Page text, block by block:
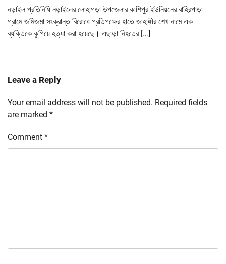
নড়াইল প্রতিনিধি নড়াইলের লোহাগড়া উপজেলার কাশিপুর ইউনিয়নের বাহিরপাড়া
গ্রামে জমিজমা সংক্রান্ত বিরোধে প্রতিপক্ষের হাতে জাহাঙ্গীর শেখ নামে এক
ব্যক্তিকে কুপিয়ে হত্যা করা হয়েছে। এছাড়া নিহতের […]
Leave a Reply
Your email address will not be published. Required fields
are marked *
Comment *